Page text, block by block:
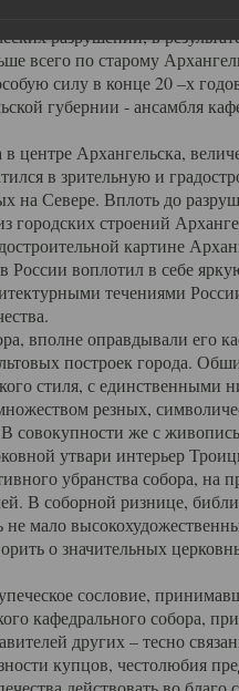
в большей мере, чем
разрушений, в
всего по старому
силу в конце 20 –х
губернии - ансамбля
Архангельска,
в зрительную и
на Севере. Вплоть до
городских строений
картине
воплотил в себе
течениями
вполне оправдывали его
построек города.
стиля, с единственными
резных,
совокупности же с
утвари интерьер
убранства собора, на
В соборной ризнице,
не мало
о значительных
сословие,
кафедрального собора,
других – тесно
купцов, честолюбия